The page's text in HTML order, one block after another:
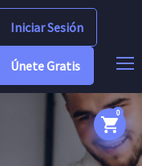
Iniciar Sesión
Únete Gratis
0